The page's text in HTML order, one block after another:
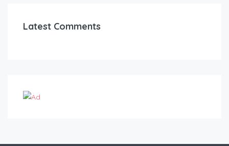
Latest Comments